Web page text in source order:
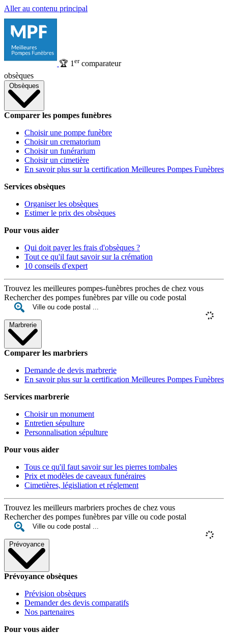
Aller au contenu principal
🏆 1 ercomparateur
obsèques
Obsèques
Comparer les pompes funèbres
Choisir une pompe funèbre
Choisir un crematorium
Choisir un funérarium
Choisir un cimetière
En savoir plus sur la certification Meilleures Pompes Funèbres
Services obsèques
Organiser les obsèques
Estimer le prix des obsèques
Pour vous aider
Qui doit payer les frais d'obsèques ?
Tout ce qu'il faut savoir sur la crémation
10 conseils d'expert
Trouvez les meilleures pompes-funèbres proches de chez vous
Rechercher des pompes funèbres par ville ou code postal
Marbrerie
Comparer les marbriers
Demande de devis marbrerie
En savoir plus sur la certification Meilleures Pompes Funèbres
Services marbrerie
Choisir un monument
Entretien sépulture
Personnalisation sépulture
Pour vous aider
Tous ce qu'il faut savoir sur les pierres tombales
Prix et modèles de caveaux funéraires
Cimetières, législiation et réglement
Trouvez les meilleurs marbriers proches de chez vous
Rechercher des pompes funèbres par ville ou code postal
Prévoyance
Prévoyance obsèques
Prévision obsèques
Demander des devis comparatifs
Nos partenaires
Pour vous aider